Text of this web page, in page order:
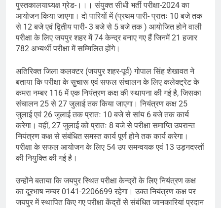
पुस्तकालयाध्यक्ष ग्रेड-।।। संयुक्त सीधी भर्ती परीक्षा-2024 का
आयोजन किया जाएगा। दो पारियों में (प्रथम पारी- प्रातः 10 बजे तक
से 12 बजे एवं द्वितीय पारी- 3 बजे से 5 बजे तक ) आयोजित होने वाली
परीक्षा के लिए जयपुर शहर में 74 केन्द्र बनाए गए हैं जिनमें 21 हजार
782 अभ्यर्थी परीक्षा में सम्मिलित होंगे।
अतिरिक्त जिला कलक्टर (जयपुर शहर-पूर्व) गोपाल सिंह शेखावत ने
बताया कि परीक्षा के सुचारू एवं सफल संचालन के लिए कलेक्ट्रेट के
कमरा नम्बर 116 में एक नियंत्रण कक्ष की स्थापना की गई है, जिसका
संचालन 25 से 27 जुलाई तक किया जाएगा। नियंत्रण कक्ष 25
जुलाई एवं 26 जुलाई तक प्रातः 10 बजे से सांय 6 बजे तक कार्य
करेगा। वहीं, 27 जुलाई को प्रातः 8 बजे से परीक्षा समाप्ति उपरान्त
नियंत्रण कक्ष से संबंधित समस्त कार्य पूर्ण होने तक कार्य करेगा।
परीक्षा के सफल आयोजन के लिए 54 उप समन्वयक एवं 13 उड़नदस्तों
की नियुक्ति की गई है।
उन्होंने बताया कि जयपुर स्थित परीक्षा केन्द्रों के लिए नियंत्रण कक्ष
का दूरभाष नम्बर 0141-2206699 रहेगा। उक्त नियंत्रण कक्ष पर
जयपुर में स्थापित किए गए परीक्षा केंद्रों से संबंधित जानकारियां प्रदान